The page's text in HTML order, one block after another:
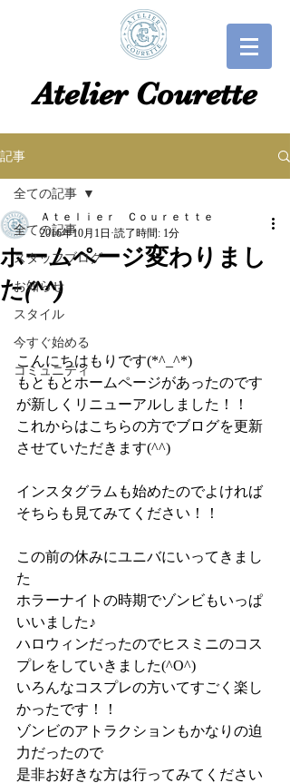
​​Atelier Courette​
記事
全ての記事
スタッフブログ
お知らせ
スタイル
今すぐ始める
コミュニティ
全ての記事
ホームページ変わりまし
た(^^)
Ａｔｅｌｉｅｒ Ｃｏｕｒｅｔｔｅ
2016年10月1日 読了時間: 1分
こんにちはもりです(*^_^*)
もともとホームページがあったのです
が新しくリニューアルしました！！
これからはこちらの方でブログを更新
させていただきます(^^)
インスタグラムも始めたのでよければ
そちらも見てみてください！！
この前の休みにユニバにいってきまし
た
ホラーナイトの時期でゾンビもいっぱ
いいました♪
ハロウィンだったのでヒスミニのコス
プレをしていきました(^O^)
いろんなコスプレの方いてすごく楽し
かったです！！
ゾンビのアトラクションもかなりの迫
力だったので
是非お好きな方は行ってみてください